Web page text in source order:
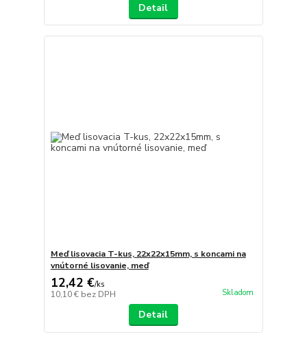
Detail
Meď lisovacia T-kus, 22x22x15mm, s koncami na
vnútorné lisovanie, meď
12,42 €/ks
10,10 € bez DPH Skladom
Detail